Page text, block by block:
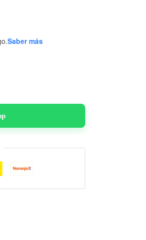
Saber más